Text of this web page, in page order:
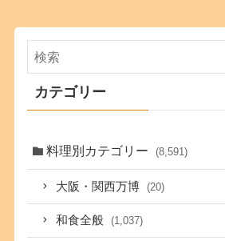
カテゴリー
料理別カテゴリー (8,591)
大阪・関西万博 (20)
和食全般 (1,037)